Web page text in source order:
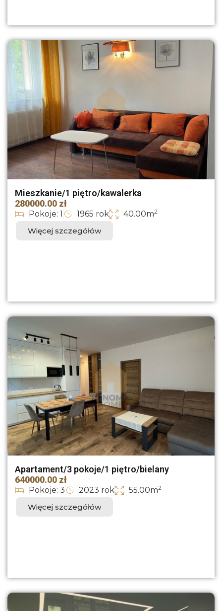
Mieszkanie/1 piętro/kawalerka
280000.00 zł
Pokoje: 1 1965 rok 40.00m2
Więcej szczegółów
Apartament/3 pokoje/1 piętro/bielany
640000.00 zł
Pokoje: 3 2023 rok 55.00m2
Więcej szczegółów